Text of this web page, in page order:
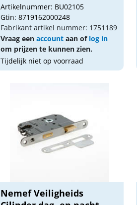
Artikelnummer: BU02105
Gtin: 8719162000248
Fabrikant artikel nummer: 1751189
Vraag een accountaan of log in
om prijzen te kunnen zien.
Tijdelijk niet op voorraad
Nemef Veiligheids